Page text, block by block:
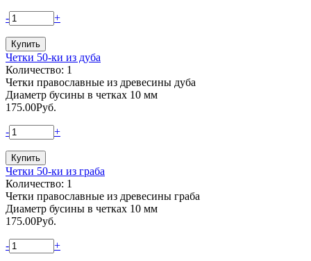
- +
Четки 50-ки из дуба
Количество: 1
Четки православные из древесины дуба
Диаметр бусины в четках 10 мм
175.00Руб.
- +
Четки 50-ки из граба
Количество: 1
Четки православные из древесины граба
Диаметр бусины в четках 10 мм
175.00Руб.
- +